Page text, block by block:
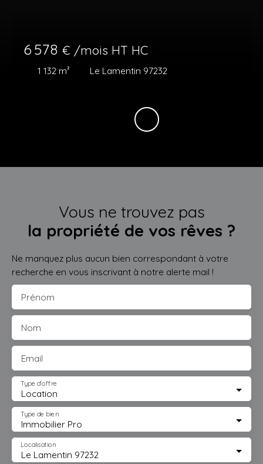
6 578 € /mois HT HC
1 132 m² Le Lamentin 97232
Vous ne trouvez pas
la propriété de vos rêves ?
Ne manquez plus aucun bien correspondant à votre
recherche en vous inscrivant à notre alerte mail !
Prénom
Nom
Email
Location
Type d'offre
Immobilier Pro
Type de bien
Le Lamentin 97232
Localisation